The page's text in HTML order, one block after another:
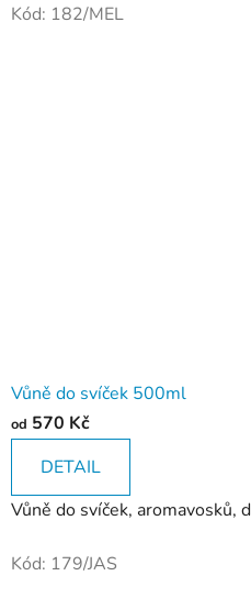
Kód: 182/MEL
Vůně do svíček 500ml
od 570 Kč
DETAIL
Vůně do svíček, aromavosků,
Kód: 179/JAS